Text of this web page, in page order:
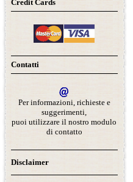
Credit Cards
Contatti
Per informazioni, richieste e
suggerimenti,
puoi utilizzare il nostro modulo
di contatto
Disclaimer